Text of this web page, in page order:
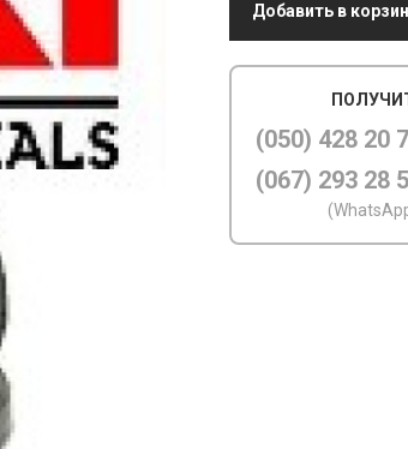
Добавить в
(050) 428 20
(067) 293 28